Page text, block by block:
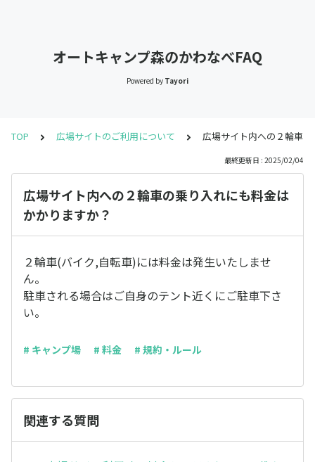
オートキャンプ森のかわなべFAQ
Powered by Tayori
TOP 広場サイトのご利用について 広場サイト内への２輪車
最終更新日 : 2025/02/04
広場サイト内への２輪車の乗り入れにも料金は
かかりますか？
２輪車(バイク,自転車)には料金は発生いたしませ
ん。
駐車される場合はご自身のテント近くにご駐車下さ
い。
# キャンプ場 # 料金 # 規約・ルール
関連する質問